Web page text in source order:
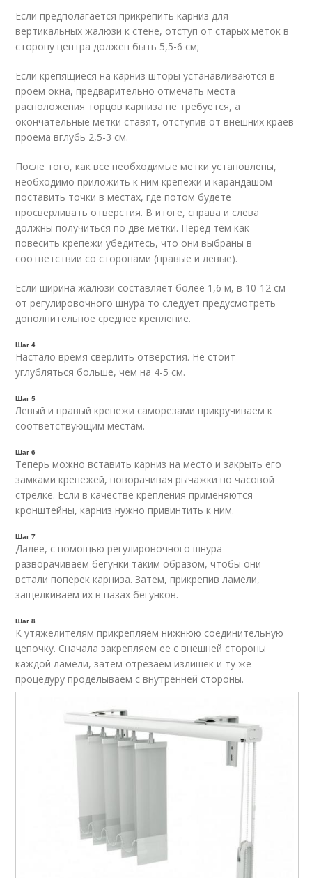
Если предполагается прикрепить карниз для
вертикальных жалюзи к стене, отступ от старых меток в
сторону центра должен быть 5,5-6 см;
Если крепящиеся на карниз шторы устанавливаются в
проем окна, предварительно отмечать места
расположения торцов карниза не требуется, а
окончательные метки ставят, отступив от внешних краев
проема вглубь 2,5-3 см.
После того, как все необходимые метки установлены,
необходимо приложить к ним крепежи и карандашом
поставить точки в местах, где потом будете
просверливать отверстия. В итоге, справа и слева
должны получиться по две метки. Перед тем как
повесить крепежи убедитесь, что они выбраны в
соответствии со сторонами (правые и левые).
Если ширина жалюзи составляет более 1,6 м, в 10-12 см
от регулировочного шнура то следует предусмотреть
дополнительное среднее крепление.
Шаг 4
Настало время сверлить отверстия. Не стоит
углубляться больше, чем на 4-5 см.
Шаг 5
Левый и правый крепежи саморезами прикручиваем к
соответствующим местам.
Шаг 6
Теперь можно вставить карниз на место и закрыть его
замками крепежей, поворачивая рычажки по часовой
стрелке. Если в качестве крепления применяются
кронштейны, карниз нужно привинтить к ним.
Шаг 7
Далее, с помощью регулировочного шнура
разворачиваем бегунки таким образом, чтобы они
встали поперек карниза. Затем, прикрепив ламели,
защелкиваем их в пазах бегунков.
Шаг 8
К утяжелителям прикрепляем нижнюю соединительную
цепочку. Сначала закрепляем ее с внешней стороны
каждой ламели, затем отрезаем излишек и ту же
процедуру проделываем с внутренней стороны.